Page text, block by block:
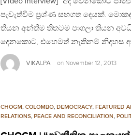
පැවැත්වීම ප්‍රශ්ණ සහගත දෙයක්.
තියන අන්තිම තිතටම පාගලා තියන
දෙනකොට, එහෙමත් නැතිනම් නිදහස
VIKALPA on November 12, 2013
CHOGM, COLOMBO, DEMOCRACY, FEATURED
RELATIONS, PEACE AND RECONCILIATION,